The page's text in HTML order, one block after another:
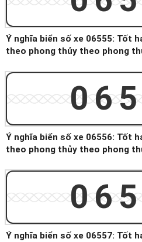
Ý nghĩa biển số xe 06555: Tốt
theo phong thủy theo phong
Ý nghĩa biển số xe 06556: Tốt
theo phong thủy theo phong
Ý nghĩa biển số xe 06557: Tốt